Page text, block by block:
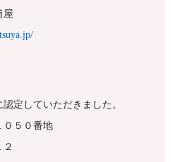
屋
定していただきました。
０５０番地